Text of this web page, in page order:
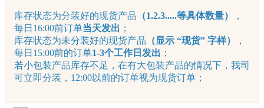
库存状态为分装好的现货产品 （1.2.3.....等具体数量）
，
每日16:00前订单当天发出 ；
库存状态为未分装好的现货产品 （显示 “现货” 字样）
，
每日15:00前的订单1-3个工作日发出 ；
若小包装产品库存不足，在有大包装产品的情况下，我司
可立即分装，12:00以前的订单视为现货订单；